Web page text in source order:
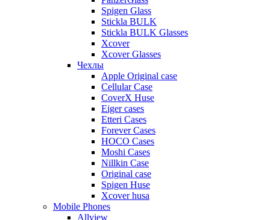
Spigen Glass
Stickla BULK
Stickla BULK Glasses
Xcover
Xcover Glasses
Чехлы
Apple Original case
Cellular Case
CoverX Huse
Eiger cases
Etteri Cases
Forever Cases
HOCO Cases
Moshi Cases
Nillkin Case
Original case
Spigen Huse
Xcover husa
Mobile Phones
Allview